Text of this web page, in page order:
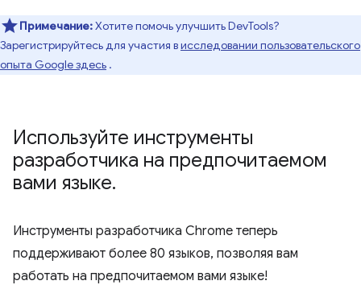
Примечание:Хотите помочь улучшить DevTools?
Зарегистрируйтесь для участия висследовании пользовательского
опыта Google здесь .
Используйте инструменты
разработчика на предпочитаемом
вами языке.
Инструменты разработчика Chrome теперь
поддерживают более 80 языков, позволяя вам
работать на предпочитаемом вами языке!